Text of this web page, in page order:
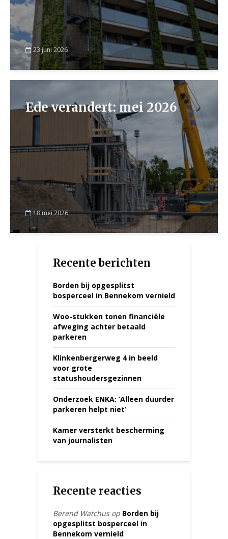
23 juni 2026
Ede verandert: mei 2026
18 mei 2026
Recente berichten
Borden bij opgesplitst
bosperceel in Bennekom vernield
Woo-stukken tonen financiële
afweging achter betaald
parkeren
Klinkenbergerweg 4 in beeld
voor grote
statushoudersgezinnen
Onderzoek ENKA: ‘Alleen duurder
parkeren helpt niet’
Kamer versterkt bescherming
van journalisten
Recente reacties
Berend Watchusop Borden bij
opgesplitst bosperceel in
Bennekom vernield